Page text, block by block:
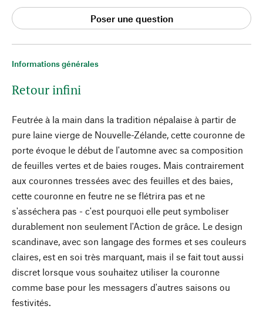
Informations générales
Retour infini
Feutrée à la main dans la tradition népalaise à partir de
pure laine vierge de Nouvelle-Zélande, cette couronne de
porte évoque le début de l'automne avec sa composition
de feuilles vertes et de baies rouges. Mais contrairement
aux couronnes tressées avec des feuilles et des baies,
cette couronne en feutre ne se flétrira pas et ne
s'asséchera pas - c'est pourquoi elle peut symboliser
durablement non seulement l'Action de grâce. Le design
scandinave, avec son langage des formes et ses couleurs
claires, est en soi très marquant, mais il se fait tout aussi
discret lorsque vous souhaitez utiliser la couronne
comme base pour les messagers d'autres saisons ou
festivités.
Poser une question